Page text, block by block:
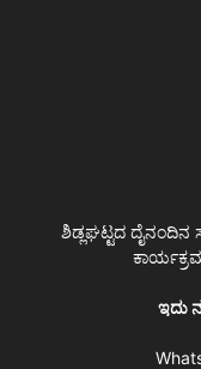
ಶಿಡ್ಲಘಟ್ಟದ ದೈನಂದಿನ
ಇದು